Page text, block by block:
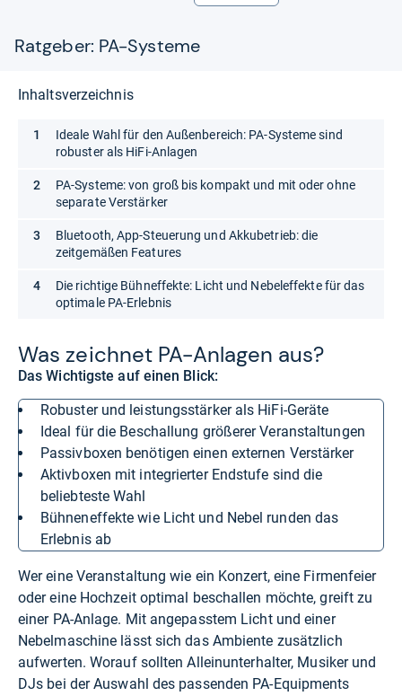
Ratgeber: PA-Systeme
Was zeich­net PA-​Anla­gen aus?
Das Wichtigste auf einen Blick:
Robuster und leistungsstärker als HiFi-Geräte
Ideal für die Beschallung größerer Veranstaltungen
Passivboxen benötigen einen externen Verstärker
Aktivboxen mit integrierter Endstufe sind die
beliebteste Wahl
Bühneneffekte wie Licht und Nebel runden das
Erlebnis ab
Wer eine Veranstaltung wie ein Konzert, eine Firmenfeier
oder eine Hochzeit optimal beschallen möchte, greift zu
einer PA-Anlage. Mit angepasstem Licht und einer
Nebelmaschine lässt sich das Ambiente zusätzlich
aufwerten. Worauf sollten Alleinunterhalter, Musiker und
DJs bei der Auswahl des passenden PA-Equipments
Inhaltsverzeichnis
Ideale Wahl für den Außenbereich: PA-Systeme sind
robuster als HiFi-Anlagen
PA-Systeme: von groß bis kompakt und mit oder ohne
separate Verstärker
Bluetooth, App-Steuerung und Akkubetrieb: die
zeitgemäßen Features
Die richtige Bühneffekte: Licht und Nebeleffekte für das
optimale PA-Erlebnis